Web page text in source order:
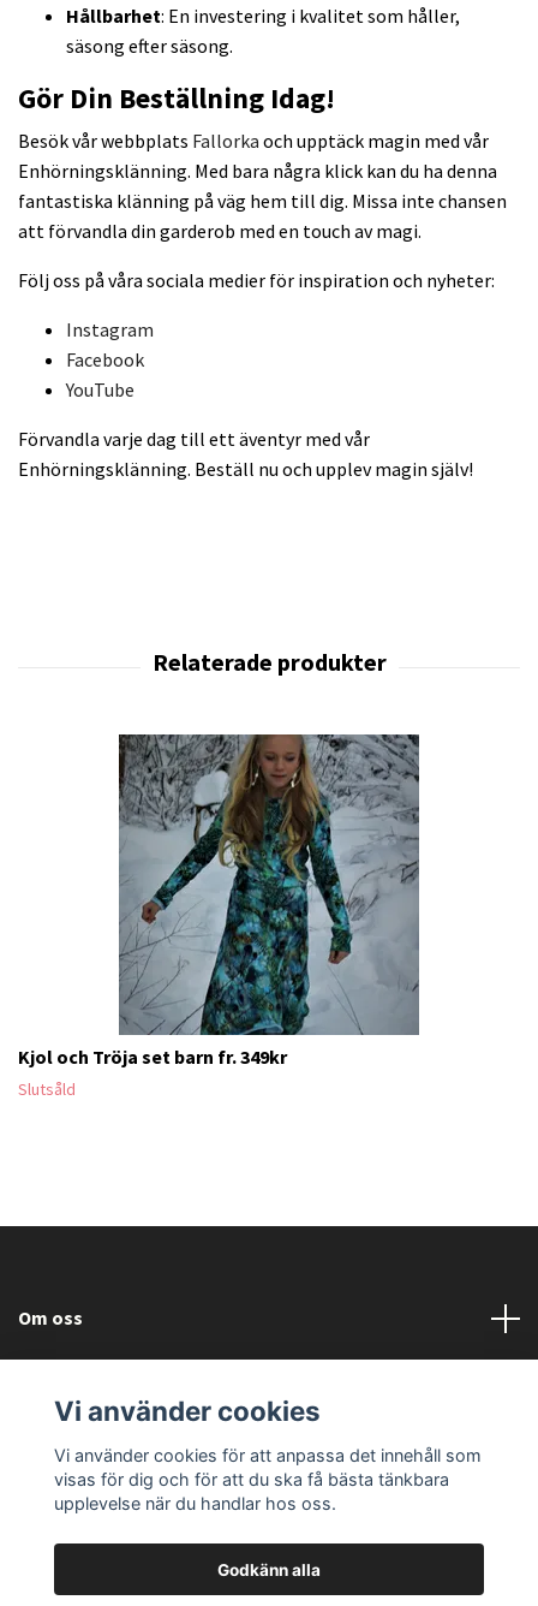
Hållbarhet: En investering i kvalitet som håller,
säsong efter säsong.
Gör Din Beställning Idag!
Besök vår webbplats Fallorka och upptäck magin med vår
Enhörningsklänning. Med bara några klick kan du ha denna
fantastiska klänning på väg hem till dig. Missa inte chansen
att förvandla din garderob med en touch av magi.
Följ oss på våra sociala medier för inspiration och nyheter:
Instagram
Facebook
YouTube
Förvandla varje dag till ett äventyr med vår
Enhörningsklänning. Beställ nu och upplev magin själv!
Kjol och Tröja set barn fr. 349kr
Slutsåld
Om oss
Sociala medier
Vi använder cookies
Vi använder cookies för att anpassa det innehåll som
visas för dig och för att du ska få bästa tänkbara
upplevelse när du handlar hos oss.
Godkänn alla